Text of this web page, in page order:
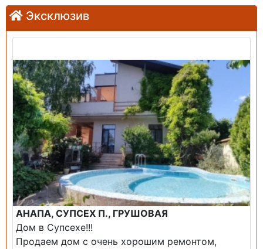
Эксклюзив
АНАПА, СУПСЕХ П., ГРУШОВАЯ
Дом в Супсехе!!!
Продаем дом с очень хорошим ремонтом,